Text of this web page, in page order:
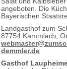
angeboten. Die
Bayerischen
Landgasthof zum
87754 Kammlach,
demmler.de
Gasthof